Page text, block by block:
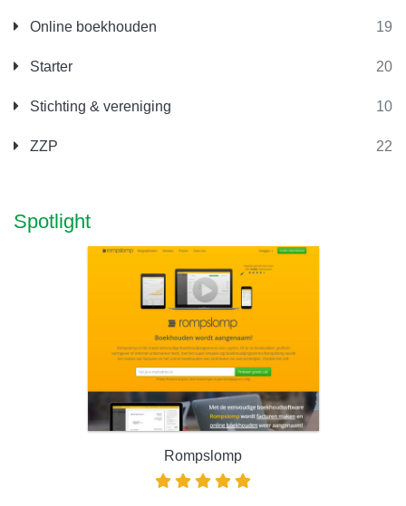
Online boekhouden 19
Starter 20
Stichting & vereniging 10
ZZP 22
Spotlight
Rompslomp